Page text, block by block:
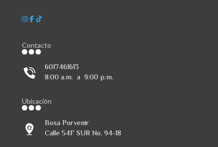
Contacto
6017461613
8:00 a.m. a 9:00 p.m.
Ubicación
Bosa Porvenir
Calle 54F SUR No. 94-18